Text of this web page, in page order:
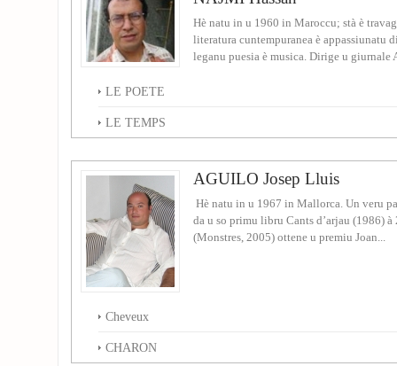
Hè natu in u 1960 in Maroccu; stà è
literatura cuntempuranea è appassiunatu
leganu puesia è musica. Dirige u giurnale
LE POETE
LE TEMPS
AGUILO Josep Lluis
Hè natu in u 1967 in Mallorca. Un veru
da u so primu libru Cants d’arjau (1986)
(Monstres, 2005) ottene u premiu Joan...
Cheveux
CHARON